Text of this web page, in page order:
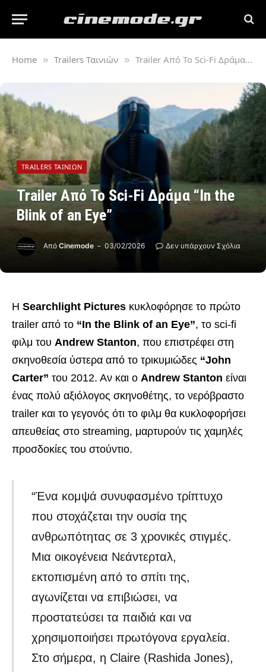
Home » Trailers Ταινιών » Trailer Από Το Sci-Fi Δράμα “In the Blink of an Eye”
TRAILERS ΤΑΙΝΙΏΝ
Trailer Από Το Sci-Fi Δράμα “In the
Blink of an Eye”
Από Cinemode 03/02/2026 Δεν υπάρχουν Σχόλια
Η Searchlight Pictures κυκλοφόρησε το πρώτο
trailer από το “In the Blink of an Eye”, το sci-fi
φιλμ του Andrew Stanton, που επιστρέφει στη
σκηνοθεσία ύστερα από το τρικυμιώδες “John
Carter” του 2012. Αν και ο Andrew Stanton είναι
ένας πολύ αξιόλογος σκηνοθέτης, το νερόβραστο
trailer και το γεγονός ότι το φιλμ θα κυκλοφορήσει
απευθείας στο streaming, μαρτυρούν τις χαμηλές
προσδοκίες του στούντιο.
“Ένα κομψά συνυφασμένο τρίπτυχο
που στοχάζεται την ουσία της
ανθρωπότητας σε 3 χρονικές στιγμές.
Μια οικογένεια Νεάντερταλ,
εκτοπισμένη από το σπίτι της,
αγωνίζεται να επιβιώσει, να
προστατεύσει τα παιδιά και να
χρησιμοποιήσει πρωτόγονα εργαλεία.
Στο σήμερα, η Claire (Rashida Jones),